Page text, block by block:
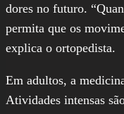
dores no futuro.
permita que os
explica o ortopedista.
Em adultos, a
Atividades intensas